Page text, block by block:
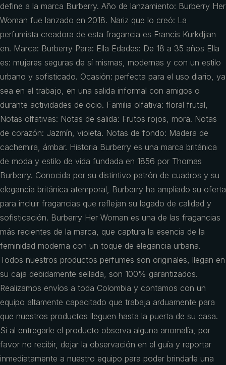
define a la marca Burberry. Año de lanzamiento: Burberry Her
Woman fue lanzado en 2018. Nariz que lo creó: La
perfumista creadora de esta fragancia es Francis Kurkdjian
en. Marca: Burberry Para: Ella Edades: De 18 a 35 años Ella
es: mujeres seguras de sí mismas, modernas y con un estilo
urbano y sofisticado. Ocasión: perfecta para el uso diario, ya
sea en el trabajo, en una salida informal con amigos o
durante actividades de ocio. Familia olfativa: floral frutal,
Notas olfativas: Notas de salida: Frutos rojos, mora. Notas
de corazón: Jazmín, violeta. Notas de fondo: Madera de
cachemira, ámbar. Historia Burberry es una marca británica
de moda y estilo de vida fundada en 1856 por Thomas
Burberry. Conocida por su distintivo patrón de cuadros y su
elegancia británica atemporal, Burberry ha ampliado su oferta
para incluir fragancias que reflejan su legado de calidad y
sofisticación. Burberry Her Woman es una de las fragancias
más recientes de la marca, que captura la esencia de la
feminidad moderna con un toque de elegancia urbana.
Todos nuestros productos perfumes son originales, llegan en
su caja debidamente sellada, son 100% garantizados.
Realizamos envíos a toda Colombia y contamos con un
equipo altamente capacitado que trabaja arduamente para
que nuestros productos lleguen hasta la puerta de su casa.
Si al entregarle el producto observa alguna anomalía, por
favor no recibir, dejar la observación en el guía y reportar
inmediatamente a nuestro equipo para poder brindarle una